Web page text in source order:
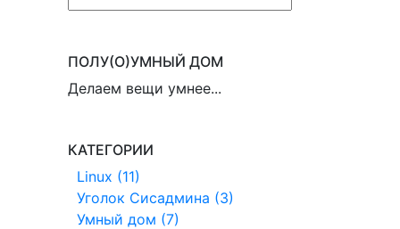
ПОЛУ(О)УМНЫЙ ДОМ
Делаем вещи умнее...
КАТЕГОРИИ
Linux (11)
Уголок Сисадмина (3)
Умный дом (7)